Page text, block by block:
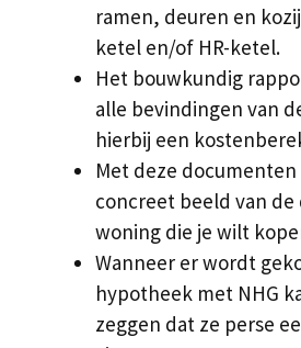
ramen, deuren en
ketel en/of HR-ketel.
Het bouwkundig
alle bevindingen van
hierbij een
Met deze
concreet beeld van de
woning die je wilt
Wanneer er wordt
hypotheek met NHG
zeggen dat ze perse